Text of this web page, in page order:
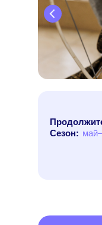
Сезон: